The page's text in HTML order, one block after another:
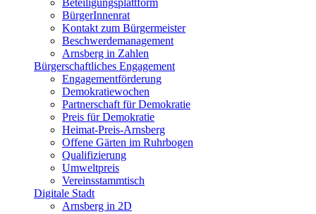
Beteiligungsplattform
BürgerInnenrat
Kontakt zum Bürgermeister
Beschwerdemanagement
Arnsberg in Zahlen
Bürgerschaftliches Engagement
Engagementförderung
Demokratiewochen
Partnerschaft für Demokratie
Preis für Demokratie
Heimat-Preis-Arnsberg
Offene Gärten im Ruhrbogen
Qualifizierung
Umweltpreis
Vereinsstammtisch
Digitale Stadt
Arnsberg in 2D